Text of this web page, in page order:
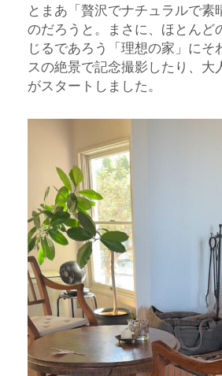
とまあ「贅沢でナチュラルで素
のだろうと。まさに、ほとんど
じるであろう「理想の家」にそ
スの絶景で記念撮影したり、大
がスタートしました。